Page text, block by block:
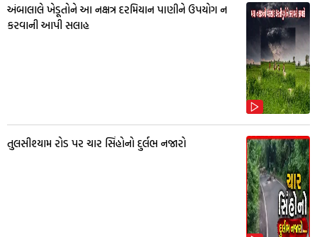
અંબાલાલે ખેડૂતોને આ નક્ષત્ર દરમિયાન પાણીને ઉપયોગ ન
કરવાની આપી સલાહ
તુલસીશ્યામ રોડ પર ચાર સિંહોનો દુર્લભ નજારો